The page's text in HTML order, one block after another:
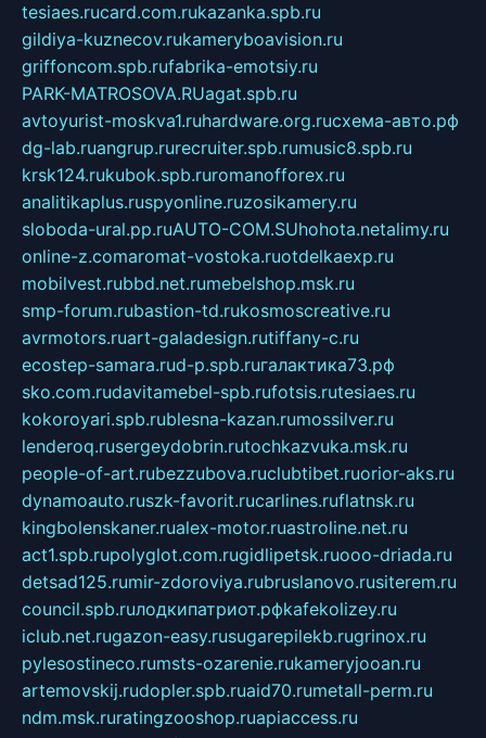
tesiaes.rucard.com.rukazanka.spb.ru
gildiya-kuznecov.rukameryboavision.ru
griffoncom.spb.rufabrika-emotsiy.ru
PARK-MATROSOVA.RUagat.spb.ru
avtoyurist-moskva1.ruhardware.org.ruсхема-авто.рф
dg-lab.ruangrup.rurecruiter.spb.rumusic8.spb.ru
krsk124.rukubok.spb.ruromanofforex.ru
analitikaplus.ruspyonline.ruzosikamery.ru
sloboda-ural.pp.ruAUTO-COM.SUhohota.netalimy.ru
online-z.comaromat-vostoka.ruotdelkaexp.ru
mobilvest.rubbd.net.rumebelshop.msk.ru
smp-forum.rubastion-td.rukosmoscreative.ru
avrmotors.ruart-galadesign.rutiffany-c.ru
ecostep-samara.rud-p.spb.ruгалактика73.рф
sko.com.rudavitamebel-spb.rufotsis.rutesiaes.ru
kokoroyari.spb.rublesna-kazan.rumossilver.ru
lenderoq.rusergeydobrin.rutochkazvuka.msk.ru
people-of-art.rubezzubova.ruclubtibet.ruorior-aks.ru
dynamoauto.ruszk-favorit.rucarlines.ruflatnsk.ru
kingbolenskaner.rualex-motor.ruastroline.net.ru
act1.spb.rupolyglot.com.rugidlipetsk.ruooo-driada.ru
detsad125.rumir-zdoroviya.rubruslanovo.rusiterem.ru
council.spb.ruлодкипатриот.рфkafekolizey.ru
iclub.net.rugazon-easy.rusugarepilekb.rugrinox.ru
pylesostineco.rumsts-ozarenie.rukameryjooan.ru
artemovskij.rudopler.spb.ruaid70.rumetall-perm.ru
ndm.msk.ruratingzooshop.ruapiaccess.ru